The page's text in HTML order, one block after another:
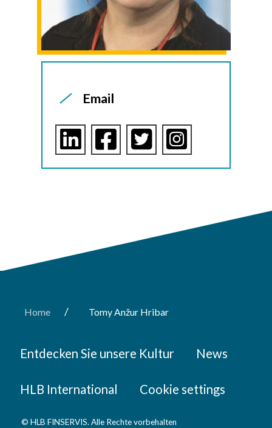
Email
Home / Tomy Anžur Hribar
Entdecken Sie unsere Kultur News
HLB International Cookie settings
© HLB FINSERVIS. Alle Rechte vorbehalten